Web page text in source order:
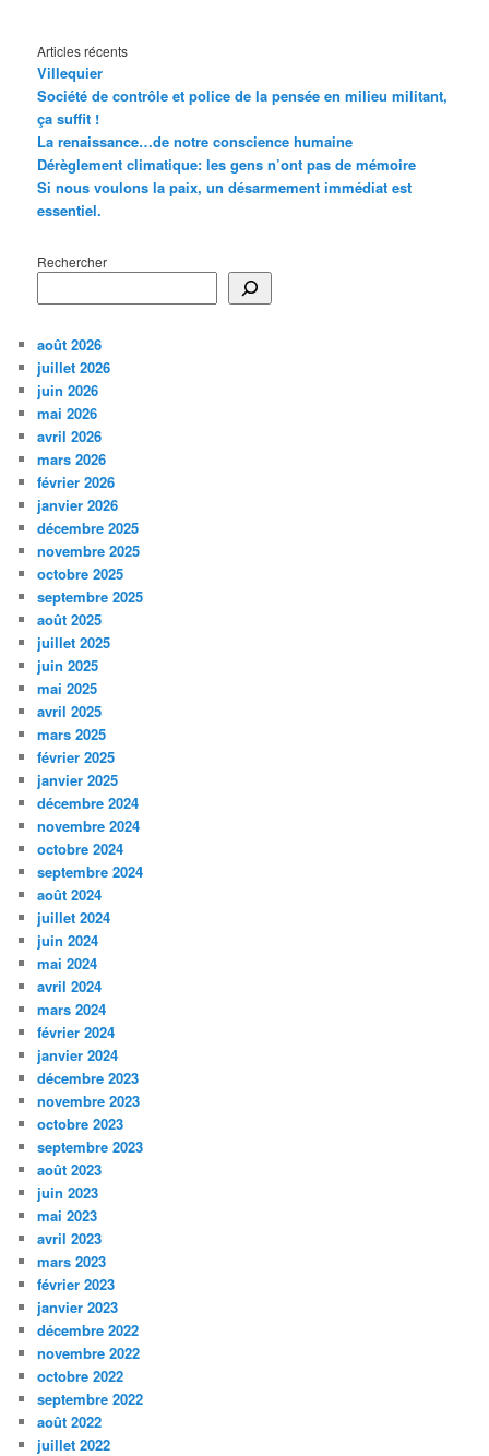
Articles récents
Villequier
Société de contrôle et police de la pensée en milieu militant,
ça suffit !
La renaissance…de notre conscience humaine
Dérèglement climatique: les gens n’ont pas de mémoire
Si nous voulons la paix, un désarmement immédiat est
essentiel.
Rechercher
août 2026
juillet 2026
juin 2026
mai 2026
avril 2026
mars 2026
février 2026
janvier 2026
décembre 2025
novembre 2025
octobre 2025
septembre 2025
août 2025
juillet 2025
juin 2025
mai 2025
avril 2025
mars 2025
février 2025
janvier 2025
décembre 2024
novembre 2024
octobre 2024
septembre 2024
août 2024
juillet 2024
juin 2024
mai 2024
avril 2024
mars 2024
février 2024
janvier 2024
décembre 2023
novembre 2023
octobre 2023
septembre 2023
août 2023
juin 2023
mai 2023
avril 2023
mars 2023
février 2023
janvier 2023
décembre 2022
novembre 2022
octobre 2022
septembre 2022
août 2022
juillet 2022